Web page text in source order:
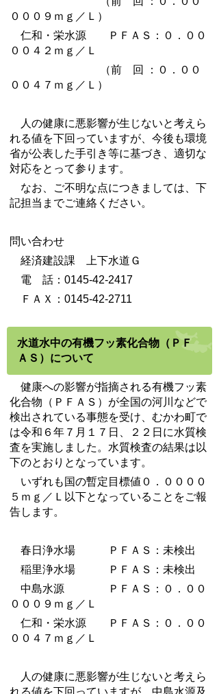
０００９ｍｇ／Ｌ）
仁和・栄水源 ＰＦＡＳ：０．００
００４２ｍｇ／Ｌ
（前 回 ：０．００
００４７ｍｇ／Ｌ）
人の健康に悪影響が生じないと考えら
れる値を下回っていますが、今後も環境
省が公表した手引き等に基づき、適切な
対応をとって参ります。
なお、ご不明な点につきましては、下
記担当までご連絡ください。
問い合わせ
経済建設課 上下水道Ｇ
電 話：0145-42-2417
ＦＡＸ：0145-42-2711
水道水中の有機フッ素化合物（ＰＦ
ＡＳ）について
健康への影響が指摘される有機フッ素
化合物（ＰＦＡＳ）が全国の河川などで
検出されている事態を受け、むかわ町で
は令和６年７月１７日、２２日に水質検
査を実施しました。水質検査の結果は以
下のとおりとなっています。
いずれも国の暫定目標値０．００００
５ｍｇ／Ｌ以下となっていることをご報
告します。
春日浄水場 ＰＦＡＳ：未検出
稲里浄水場 ＰＦＡＳ：未検出
中島水源 ＰＦＡＳ：０．００
０００９ｍｇ／Ｌ
仁和・栄水源 ＰＦＡＳ：０．００
００４７ｍｇ／Ｌ
人の健康に悪影響が生じないと考えら
れる値を下回っていますが、中島水源及